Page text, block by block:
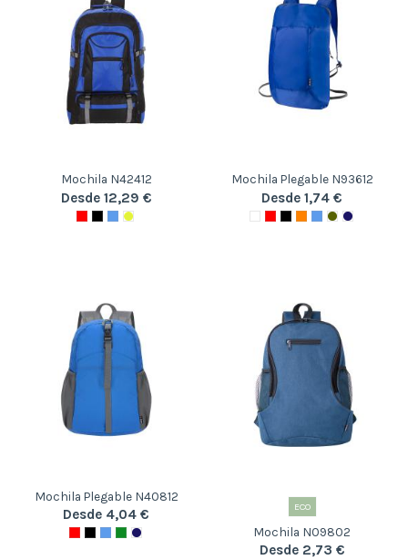
Mochila N42412
Desde 12,29 €
Mochila Plegable N93612
Desde 1,74 €
Mochila Plegable N40812
Desde 4,04 €
ECO
Mochila N09802
Desde 2,73 €